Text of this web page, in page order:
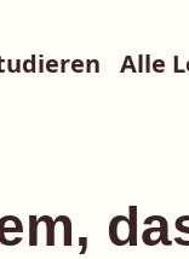
Alle